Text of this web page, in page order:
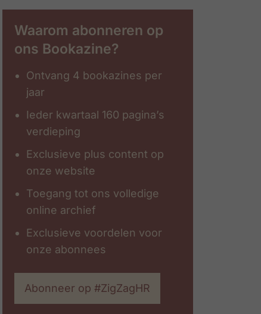
Waarom abonneren op
ons Bookazine?
Ontvang 4 bookazines per
jaar
Ieder kwartaal 160 pagina’s
verdieping
Exclusieve plus content op
onze website
Toegang tot ons volledige
online archief
Exclusieve voordelen voor
onze abonnees
Abonneer op #ZigZagHR